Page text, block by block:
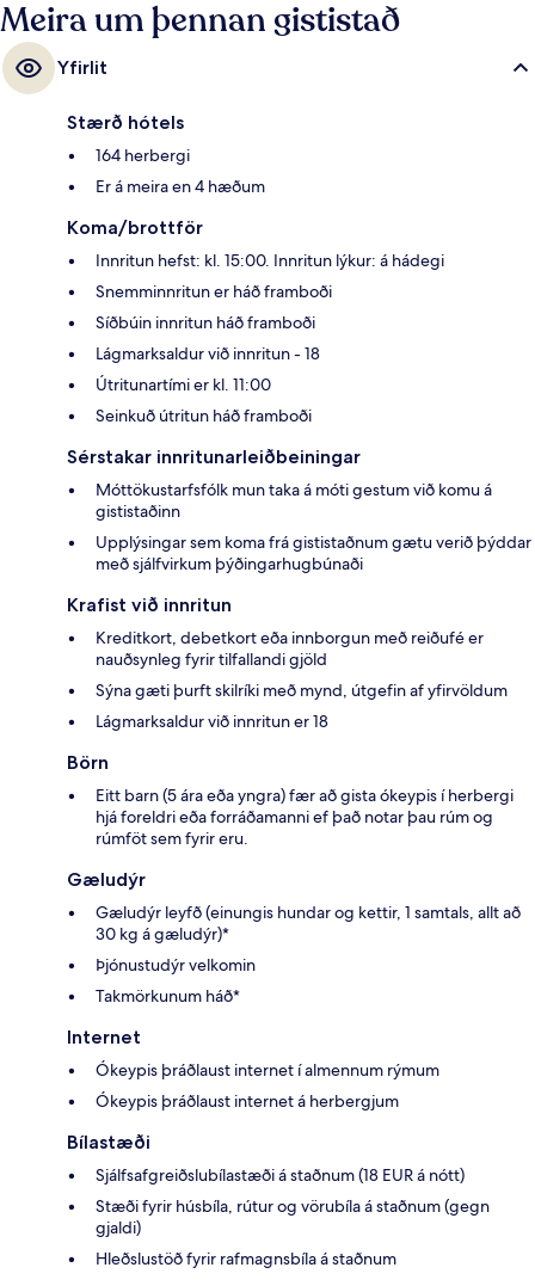
Meira um þennan gististað
Yfirlit
Stærð hótels
164 herbergi
Er á meira en 4 hæðum
Koma/brottför
Innritun hefst: kl. 15:00. Innritun lýkur: á hádegi
Snemminnritun er háð framboði
Síðbúin innritun háð framboði
Lágmarksaldur við innritun - 18
Útritunartími er kl. 11:00
Seinkuð útritun háð framboði
Sérstakar innritunarleiðbeiningar
Móttökustarfsfólk mun taka á móti gestum við komu á
gististaðinn
Upplýsingar sem koma frá gististaðnum gætu verið þýddar
með sjálfvirkum þýðingarhugbúnaði
Krafist við innritun
Kreditkort, debetkort eða innborgun með reiðufé er
nauðsynleg fyrir tilfallandi gjöld
Sýna gæti þurft skilríki með mynd, útgefin af yfirvöldum
Lágmarksaldur við innritun er 18
Börn
Eitt barn (5 ára eða yngra) fær að gista ókeypis í herbergi
hjá foreldri eða forráðamanni ef það notar þau rúm og
rúmföt sem fyrir eru.
Gæludýr
Gæludýr leyfð (einungis hundar og kettir, 1 samtals, allt að
30 kg á gæludýr)*
Þjónustudýr velkomin
Takmörkunum háð*
Internet
Ókeypis þráðlaust internet í almennum rýmum
Ókeypis þráðlaust internet á herbergjum
Bílastæði
Sjálfsafgreiðslubílastæði á staðnum (18 EUR á nótt)
Stæði fyrir húsbíla, rútur og vörubíla á staðnum (gegn
gjaldi)
Hleðslustöð fyrir rafmagnsbíla á staðnum